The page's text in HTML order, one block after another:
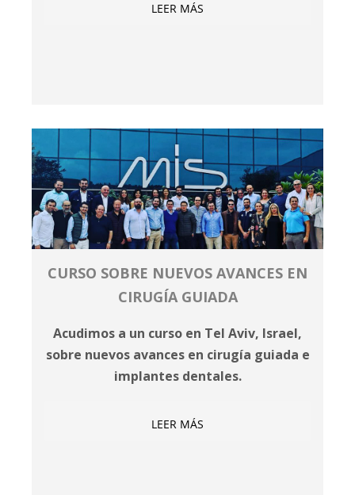
LEER MÁS
CURSO SOBRE NUEVOS AVANCES EN
CIRUGÍA GUIADA
Acudimos a un curso en Tel Aviv, Israel,
sobre nuevos avances en cirugía guiada e
implantes dentales.
LEER MÁS